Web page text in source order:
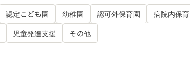
認定こども園 幼稚園 認可外保育園 病院内保育
児童発達支援 その他